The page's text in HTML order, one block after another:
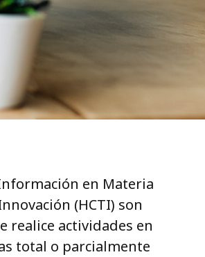
en Materia
(HCTI) son
realice actividades en
total o parcialmente